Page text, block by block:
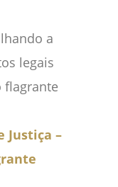
a
legais
flagrante
Justiça –